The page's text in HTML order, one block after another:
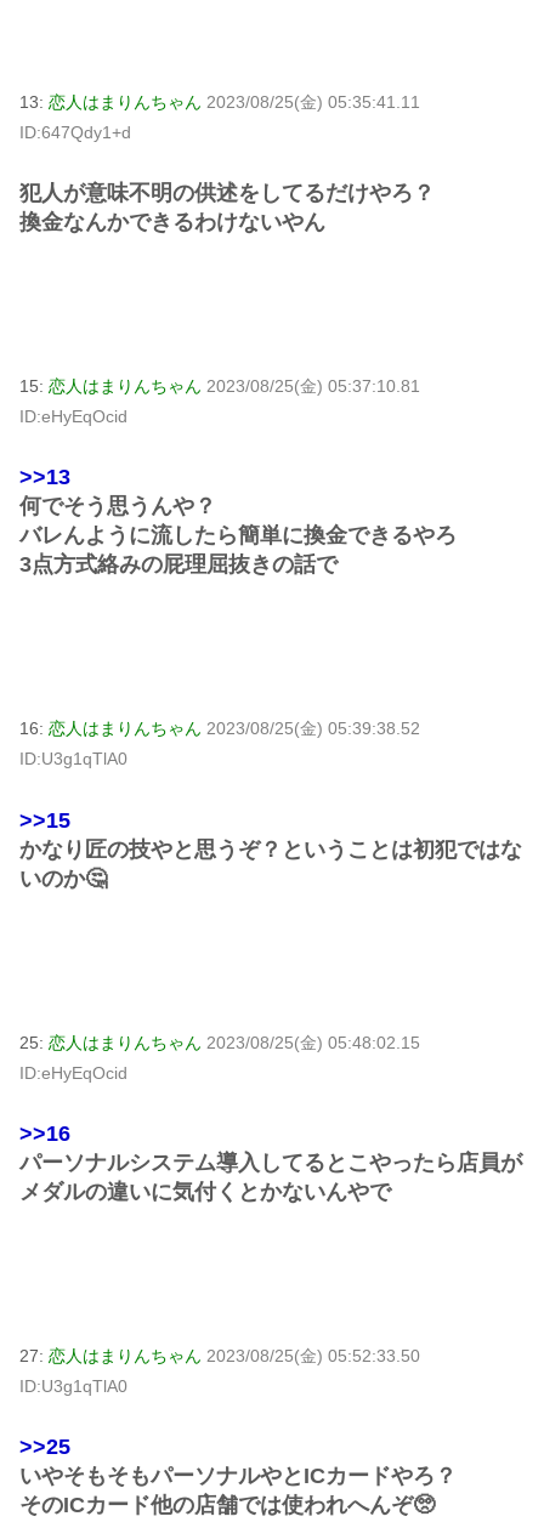
13: 恋人はまりんちゃん 2023/08/25(金) 05:35:41.11
ID:647Qdy1+d
犯人が意味不明の供述をしてるだけやろ？
換金なんかできるわけないやん
15: 恋人はまりんちゃん 2023/08/25(金) 05:37:10.81
ID:eHyEqOcid
>>13
何でそう思うんや？
バレんように流したら簡単に換金できるやろ
3点方式絡みの屁理屈抜きの話で
16: 恋人はまりんちゃん 2023/08/25(金) 05:39:38.52
ID:U3g1qTlA0
>>15
かなり匠の技やと思うぞ？ということは初犯ではな
いのか🤔
25: 恋人はまりんちゃん 2023/08/25(金) 05:48:02.15
ID:eHyEqOcid
>>16
パーソナルシステム導入してるとこやったら店員が
メダルの違いに気付くとかないんやで
27: 恋人はまりんちゃん 2023/08/25(金) 05:52:33.50
ID:U3g1qTlA0
>>25
いやそもそもパーソナルやとICカードやろ？
そのICカード他の店舗では使われへんぞ🥺